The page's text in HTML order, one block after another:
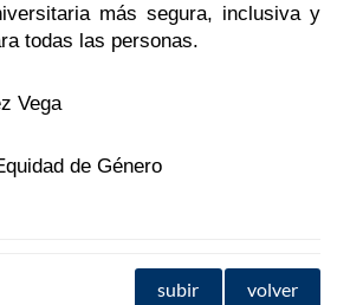
más segura, inclusiva y
todas las personas.
Vega
de Género
subir volver